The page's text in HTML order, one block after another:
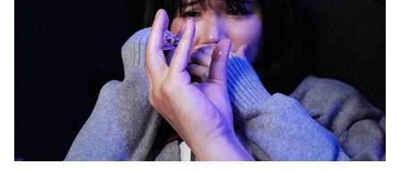
【画像】長濱ねる(27歳)の乳がヤバイと話題にｗｗｗｗ1700万バズｗｗｗｗｗｗｗｗｗｗ 他
【画像】人気Vチューバーさん、とんでもない姿を披露ｗｗｗｗｗｗｗｗｗｗ 他